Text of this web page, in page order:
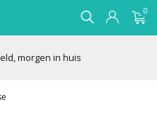
0
morgen in huis